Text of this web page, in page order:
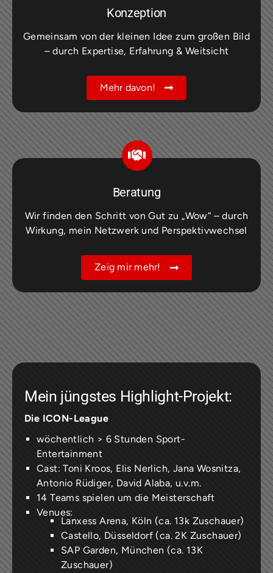
Konzeption
Gemeinsam von der kleinen Idee zum großen Bild
– durch Expertise, Erfahrung & Weitsicht
Mehr davon!
Beratung
Wir finden den Schritt von Gut zu „Wow“ – durch
Wirkung, mein Netzwerk und Perspektivwechsel
Zeig mir mehr!
Mein jüngstes Highlight-Projekt:
Die ICON-League
wöchentlich > 6 Stunden Sport-
Entertainment
Cast: Toni Kroos, Elis Nerlich, Jana Wosnitza,
Antonio Rüdiger, David Alaba, u.v.m.
14 Teams spielen um die Meisterschaft
Venues:
Lanxess Arena, Köln (ca. 13k Zuschauer)
Castello, Düsseldorf (ca. 2K Zuschauer)
SAP Garden, München (ca. 13K
Zuschauer)